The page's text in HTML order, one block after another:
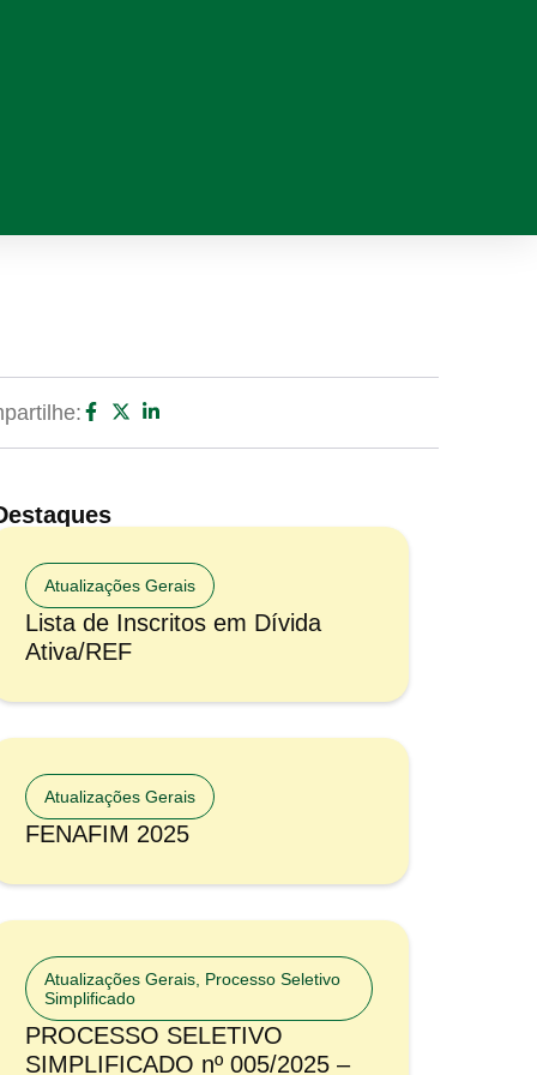
Atualizações Gerais
Lista de Inscritos em Dívida
Ativa/REF
Atualizações Gerais
FENAFIM 2025
Atualizações Gerais Processo Seletivo
Simplificado
PROCESSO SELETIVO
SIMPLIFICADO nº 005/2025 –